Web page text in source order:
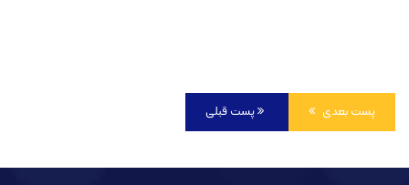
پست قبلی پست بعدی